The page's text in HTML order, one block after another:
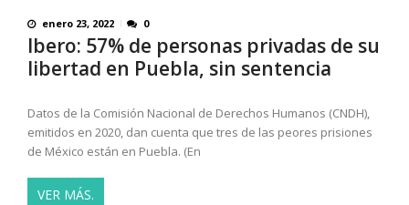
enero 23, 2022 0
Ibero: 57% de personas privadas de su
libertad en Puebla, sin sentencia
Datos de la Comisión Nacional de Derechos Humanos (CNDH),
emitidos en 2020, dan cuenta que tres de las peores prisiones
de México están en Puebla. (En
VER MÁS.